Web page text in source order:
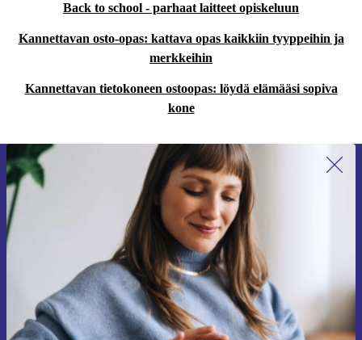
Back to school - parhaat laitteet opiskeluun
Kannettavan osto-opas: kattava opas kaikkiin tyyppeihin ja
merkkeihin
Kannettavan tietokoneen ostoopas: löydä elämääsi sopiva
kone
Liity ensimmäistä kertaa uutiskirjeen
tilaajaksi ja säästä 15 €!
Älä missaa enää yhtäkään tarjousta.
Pyydä etukuponki
Lisätietoja henkilötietojen käytöstä löydättietosuojaselosteestamme.